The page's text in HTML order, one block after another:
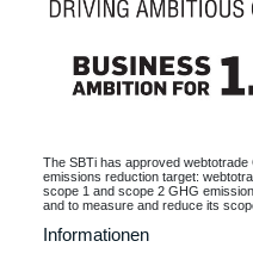
The SBTi has approved
emissions reduction target:
scope 1 and scope 2 GHG
and to measure and reduce its
Informationen